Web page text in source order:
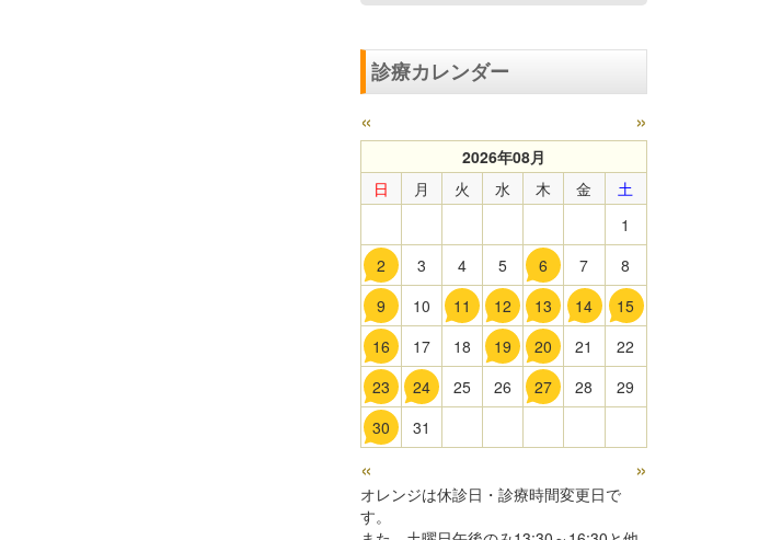
診療カレンダー
« »
2026年08月
日
月 火 水 木 金
土
1
2
3 4 5 6 7
8
9
10 11 12 13 14
15
16
17 18 19 20 21
22
23
24 25 26 27 28
29
30
31
« »
オレンジは休診日・診療時間変更日で
す。